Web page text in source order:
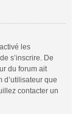
les
s’inscrire. De
du forum ait
d’utilisateur que
contacter un